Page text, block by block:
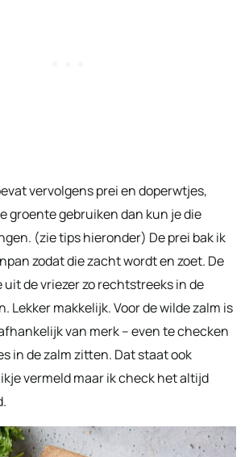
vervolgens prei en doperwtjes,
groente gebruiken dan kun je die
(zie tips hieronder) De prei bak ik
zodat die zacht wordt en zoet. De
de vriezer zo rechtstreeks in de
Lekker makkelijk. Voor de wilde zalm is
van merk – even te checken
in de zalm zitten. Dat staat ook
vermeld maar ik check het altijd